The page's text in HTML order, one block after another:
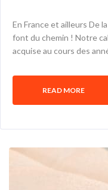
En France et ailleurs De
font du chemin ! Notre
acquise au cours des
READ MORE